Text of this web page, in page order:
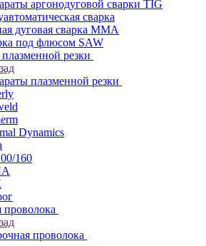
аргонодуговой сварки TIG
сварка
дуговая сварка MMA
под флюсом SAW
резки
плазменной резки
Dynamics
160
проволока
проволока